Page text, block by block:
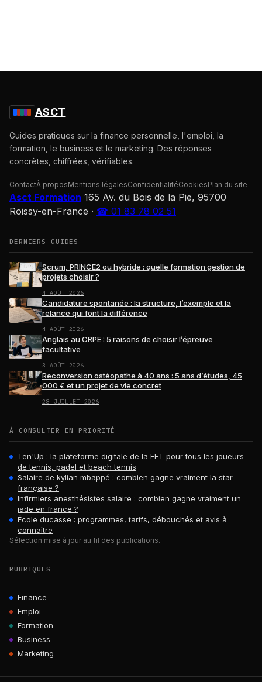
ASCT
Guides pratiques sur la finance personnelle, l'emploi, la
formation, le business et le marketing. Des réponses
concrètes, chiffrées, vérifiables.
ContactÀ proposMentions légalesConfidentialitéCookiesPlan du site
Asct Formation 165 Av. du Bois de la Pie, 95700
Roissy-en-France · ☎ 01 83 78 02 51
DERNIERS GUIDES
Scrum, PRINCE2 ou hybride : quelle formation gestion de
projets choisir ?
4 AOÛT 2026
Candidature spontanée : la structure, l’exemple et la
relance qui font la différence
4 AOÛT 2026
Anglais au CRPE : 5 raisons de choisir l’épreuve
facultative
3 AOÛT 2026
Reconversion ostéopathe à 40 ans : 5 ans d’études, 45
000 € et un projet de vie concret
28 JUILLET 2026
À CONSULTER EN PRIORITÉ
Ten'Up : la plateforme digitale de la FFT pour tous les joueurs
de tennis, padel et beach tennis
Salaire de kylian mbappé : combien gagne vraiment la star
française ?
Infirmiers anesthésistes salaire : combien gagne vraiment un
iade en france ?
École ducasse : programmes, tarifs, débouchés et avis à
connaître
Sélection mise à jour au fil des publications.
RUBRIQUES
Finance
Emploi
Formation
Business
Marketing